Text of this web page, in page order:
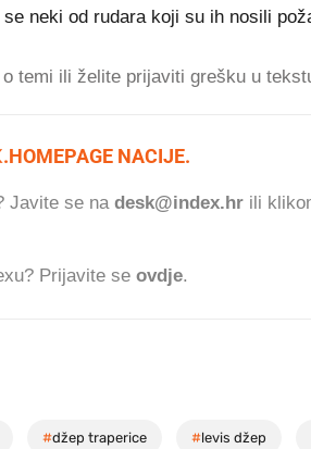
neki od rudara koji su ih nosili
temi ili želite prijaviti grešku u
.HOMEPAGE NACIJE.
Javite se na desk@index.hr ili
Prijavite se ovdje.
#džep traperice #levis džep